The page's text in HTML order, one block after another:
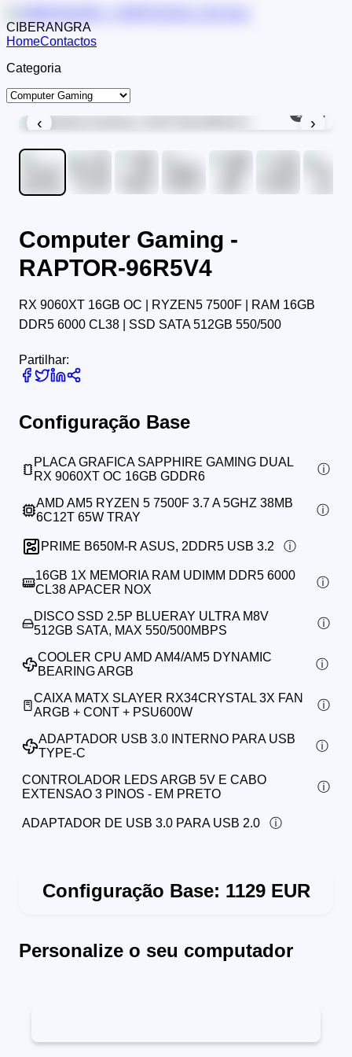
CIBERANGRA
HomeContactos
Categoria
‹ ›
1/
Computer Gaming -
RAPTOR-96R5V4
RX 9060XT 16GB OC | RYZEN5 7500F | RAM 16GB
DDR5 6000 CL38 | SSD SATA 512GB 550/500
Partilhar:
Configuração Base
PLACA GRAFICA SAPPHIRE GAMING DUAL
RX 9060XT OC 16GB GDDR6
AMD AM5 RYZEN 5 7500F 3.7 A 5GHZ 38MB
6C12T 65W TRAY
PRIME B650M-R ASUS, 2DDR5 USB 3.2
16GB 1X MEMORIA RAM UDIMM DDR5 6000
CL38 APACER NOX
DISCO SSD 2.5P BLUERAY ULTRA M8V
512GB SATA, MAX 550/500MBPS
COOLER CPU AMD AM4/AM5 DYNAMIC
BEARING ARGB
CAIXA MATX SLAYER RX34CRYSTAL 3X FAN
ARGB + CONT + PSU600W
ADAPTADOR USB 3.0 INTERNO PARA USB
TYPE-C
CONTROLADOR LEDS ARGB 5V E CABO
EXTENSAO 3 PINOS - EM PRETO
ADAPTADOR DE USB 3.0 PARA USB 2.0
Configuração Base: 1129 EUR
Personalize o seu computador